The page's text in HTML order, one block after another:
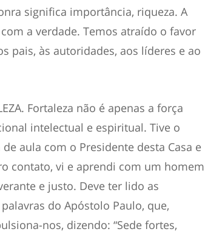
significa importância, riqueza. A
a verdade. Temos atraído o favor
pais, às autoridades, aos líderes e ao
Fortaleza não é apenas a força
intelectual e espiritual. Tive o
aula com o Presidente desta Casa e
contato, vi e aprendi com um homem
e justo. Deve ter lido as
do Apóstolo Paulo, que,
nos, dizendo: “Sede fortes,